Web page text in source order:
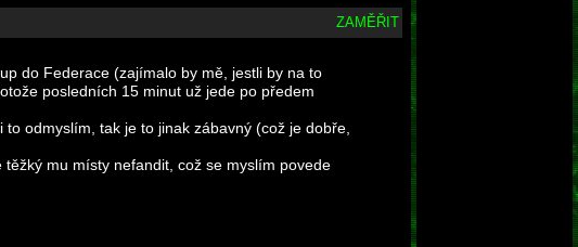
ZAMĚŘIT
do Federace (zajímalo by mě, jestli by na to
posledních 15 minut už jede po předem
odmyslím, tak je to jinak zábavný (což je dobře,
mu místy nefandit, což se myslím povede